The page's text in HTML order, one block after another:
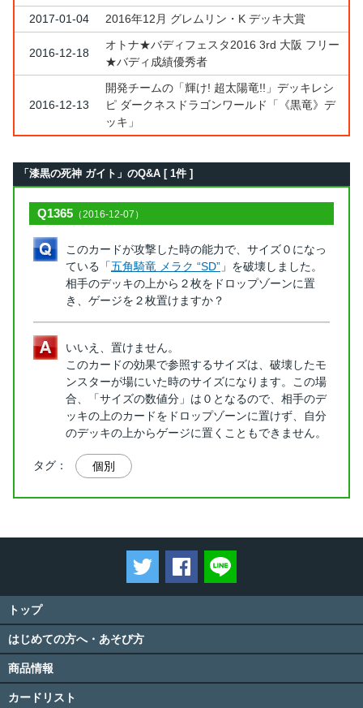
2017-01-04
2016年12月 グレムリン・K デッキ大賞
2016-12-18
オトナ★バディフェスタ2016 3rd 大阪 フリー
★バディ成績優秀者
2016-12-13
開発チームの「輝け! 超太陽竜!!」デッキレシ
ピ ダークネスドラゴンワールド「《黒竜》デ
ッキ」
「漆黒の死神 ガイト」のQ&A [ 1件 ]
Q1365 （2016-12-07）
このカードが攻撃した時の能力で、サイズ０になっ
ている「五角騎竜 メラク “SD” 」を破壊しました。
相手のデッキの上から２枚をドロップゾーンに置
き、ゲージを２枚置けますか？
いいえ、置けません。
このカードの効果で参照するサイズは、破壊したモ
ンスターが場にいた時のサイズになります。この場
合、「サイズの数値分」は０となるので、相手のデ
ッキの上のカードをドロップゾーンに置けず、自分
のデッキの上からゲージに置くこともできません。
タグ： 個別
ツイートするFacebookでシェアする
トップ
はじめての方へ・あそび方
商品情報
カードリスト